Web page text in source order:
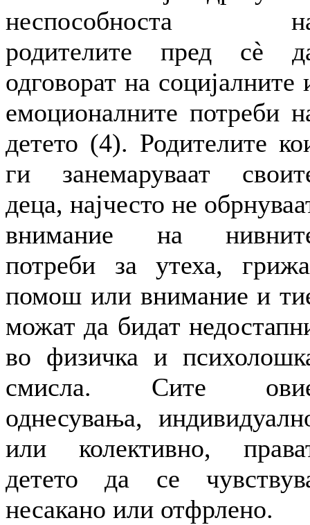
неспособноста
родителите пред сè
одговорат на социјалните
емоционалните потреби
детето (4). Родителите
ги занемаруваат
деца, најчесто не
внимание на
потреби за утеха,
помош или внимание и
можат да бидат
во физичка и
смисла. Сите
однесувања,
или колективно,
детето да се
несакано или отфрлено.